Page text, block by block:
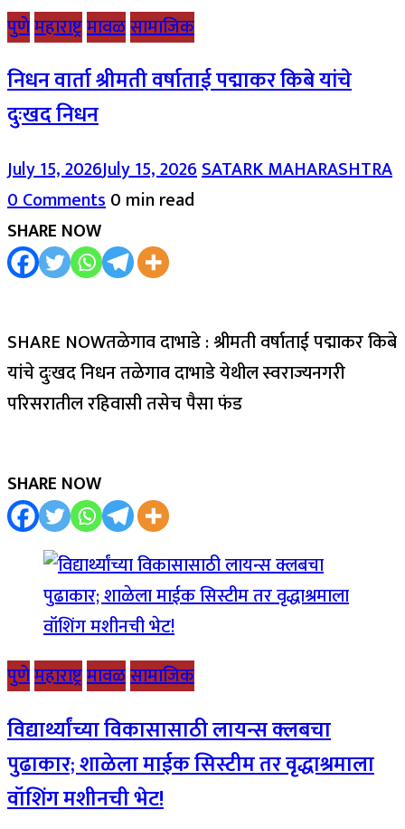
पुणेमहाराष्ट्रमावळसामाजिक
निधन वार्ता श्रीमती वर्षाताई पद्माकर किबे यांचे
दुःखद निधन
July 15, 2026July 15, 2026SATARK MAHARASHTRA
0 Comments0 min read
SHARE NOW
SHARE NOWतळेगाव दाभाडे : श्रीमती वर्षाताई पद्माकर किबे
यांचे दुःखद निधन तळेगाव दाभाडे येथील स्वराज्यनगरी
परिसरातील रहिवासी तसेच पैसा फंड
SHARE NOW
पुणेमहाराष्ट्रमावळसामाजिक
विद्यार्थ्यांच्या विकासासाठी लायन्स क्लबचा
पुढाकार; शाळेला माईक सिस्टीम तर वृद्धाश्रमाला
वॉशिंग मशीनची भेट!